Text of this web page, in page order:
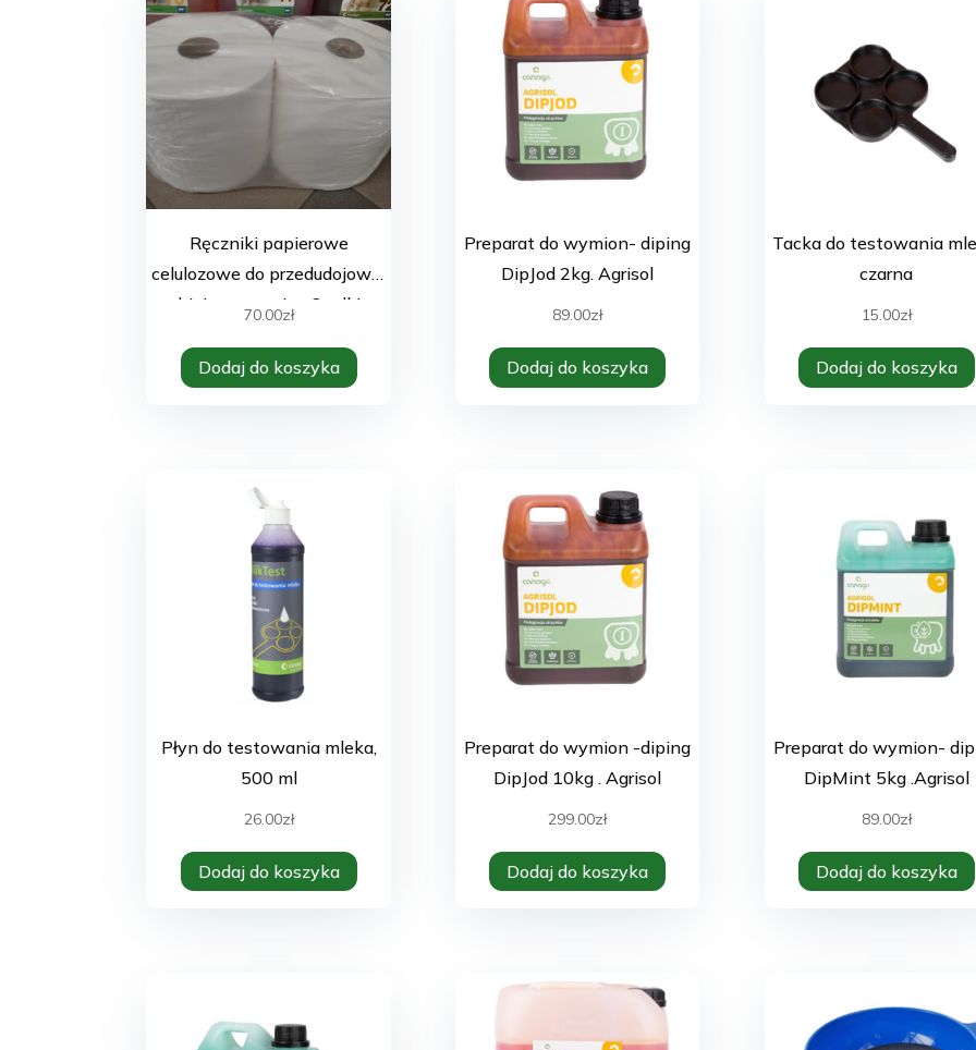
Ręczniki papierowe
celulozowe do przedudojowej
higieny wymion 2 rolki
70.00zł
Dodaj do koszyka
Preparat do wymion- diping
DipJod 2kg. Agrisol
89.00zł
Dodaj do koszyka
Tacka do testowania
czarna
15.00zł
Dodaj do koszyka
Płyn do testowania mleka,
500 ml
26.00zł
Dodaj do koszyka
Preparat do wymion -diping
DipJod 10kg . Agrisol
299.00zł
Dodaj do koszyka
Preparat do wymion-
DipMint 5kg .Agrisol
89.00zł
Dodaj do koszyka